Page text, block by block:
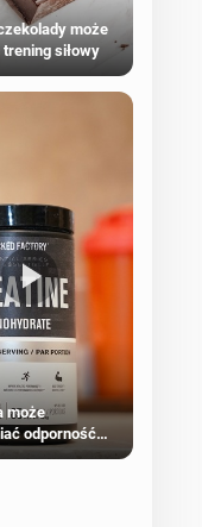
może
trening siłowy
może
odporność